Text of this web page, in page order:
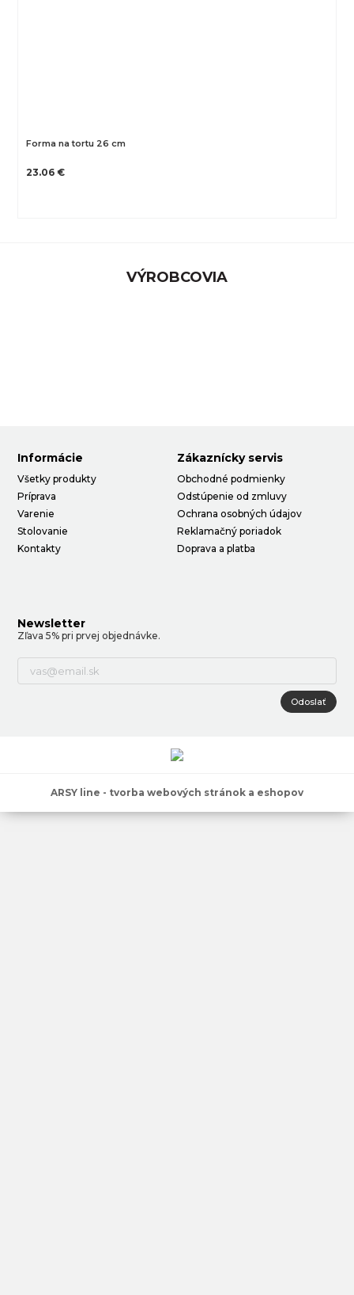
Forma na tortu 26 cm
23.06 €
VÝROBCOVIA
Informácie
Všetky produkty
Príprava
Varenie
Stolovanie
Kontakty
Zákaznícky servis
Obchodné podmienky
Odstúpenie od zmluvy
Ochrana osobných údajov
Reklamačný poriadok
Doprava a platba
Newsletter
Zľava 5% pri prvej objednávke.
Odoslať
ARSY line - tvorba webových stránok a eshopov